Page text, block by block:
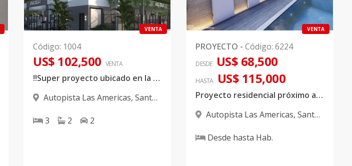
VENTA
Código: 1004
US$ 102,500 VENTA
‼Super proyecto ubicado en la avenida Las América!!
Autopista Las Americas, Santo
3
2 2
VENTA
PROYECTO - Código: 6224
DESDE US$ 68,500
HASTA US$ 115,000
Proyecto residencial próximo a la Autopista de las Américas Sto. Dgo. Este
Autopista Las Americas, Santo
Desde hasta Hab.